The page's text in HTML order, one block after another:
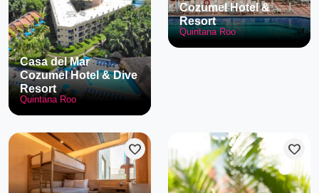
Casa del Mar
Cozumel Hotel & Dive
Resort
Quintana Roo
Cozumel Hotel &
Resort
Quintana Roo
favorite favorite